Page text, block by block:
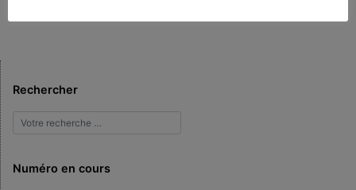
Rechercher
Numéro en cours